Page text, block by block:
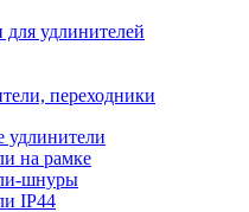
для удлинителей
переходники
удлинители
на рамке
шнуры
IP44